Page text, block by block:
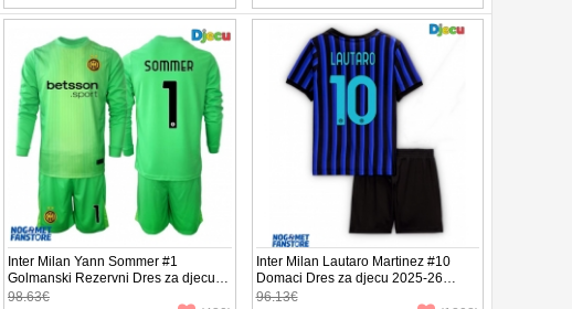
Inter Milan Yann Sommer #1
Golmanski Rezervni Dres za djecu
2025-26 Dugi Rukav (+ Kratke hlače)
98.63€
Inter Milan Lautaro Martinez #10
Domaci Dres za djecu 2025-26
Kratak Rukav (+ Kratke hlače)
96.13€